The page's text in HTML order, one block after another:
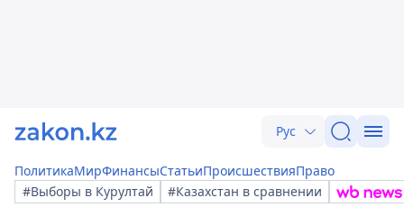
Рус
ПолитикаМирФинансыСтатьиПроисшествияПраво
#Выборы в Курултай
#Казахстан в сравнении